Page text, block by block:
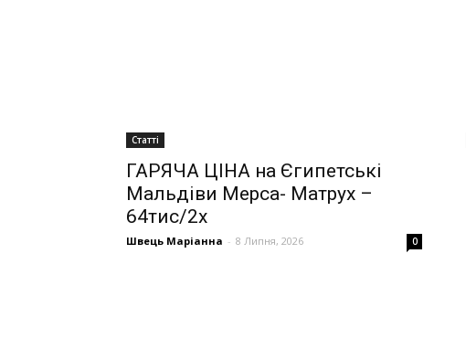
Статті
ГАРЯЧА ЦІНА на Єгипетські
Мальдіви Мерса- Матрух –
64тис/2х
Швець Маріанна - 8 Липня, 2026 0